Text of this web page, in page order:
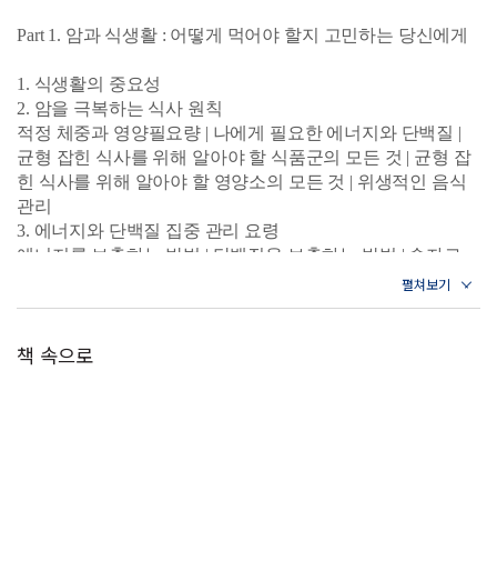
한국인의 입맛에 맞춘 건강한 국과 반찬은 물론이고, 메스꺼
움, 구토, 식욕 부진, 체중 감소 등 항암 치료 중 겪게 되는 증
상에 따라 먹기 좋은 맞춤 메뉴 39가지를 소개한다. 또한 현
대인들의 라이프스타일을 고려하여, 치료 후 일상에서 건강
하게 먹기 위해 챙겨야 할 원칙과 외식 및 회식 시 실천 지침
을 함께 담아 효용성을 높였다.
《암 치유 건강식단》은 그간 삼성서울병원 암센터를 찾은
환자들을 교육하며 쌓은 노하우와 삼성웰스토리의 병원식
데 그 의의가 크다. 과학적 근거와 임상적 통찰을 바탕으로
Part 1. 암과 식생활 : 어떻게 먹어야 할지 고민하는 당신에게
1. 식생활의 중요성
2. 암을 극복하는 식사 원칙
적정 체중과 영양필요량 | 나에게 필요한 에너지와 단백질 |
균형 잡힌 식사를 위해 알아야 할 식품군의 모든 것 | 균형 잡
힌 식사를 위해 알아야 할 영양소의 모든 것 | 위생적인 음식
관리
3. 에너지와 단백질 집중 관리 요령
에너지를 보충하는 방법 | 단백질을 보충하는 방법 | 숫자로
간
책 속으로